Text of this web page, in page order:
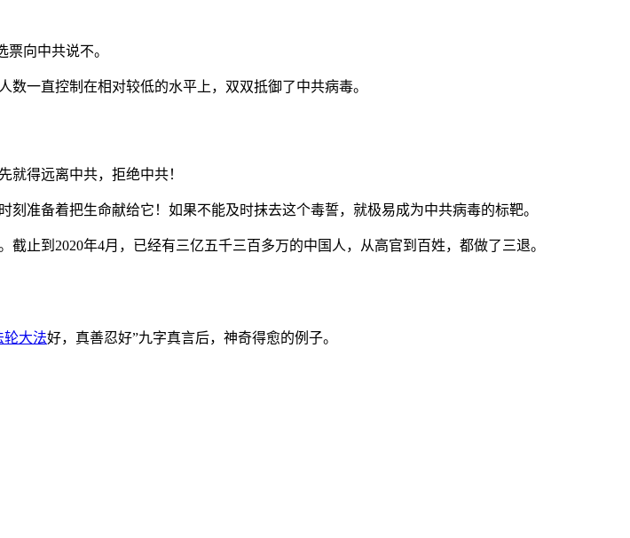
向中共说不。
一直控制在相对较低的水平上，双双抵御了中共病毒。
就得远离中共，拒绝中共！
准备着把生命献给它！如果不能及时抹去这个毒誓，就极易成为中共病毒的标靶。
止到2020年4月，已经有三亿五千三百多万的中国人，从高官到百姓，都做了三退。
轮大法好，真善忍好”九字真言后，神奇得愈的例子。